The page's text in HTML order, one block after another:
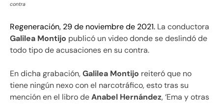
contra
Regeneración, 29 de noviembre de 2021. La conductora
Galilea Montijo publicó un video donde se deslindó de
todo tipo de acusaciones en su contra.
En dicha grabación,Galilea Montijo reiteró que no
tiene ningún nexo con el narcotráfico, esto tras su
mención en el libro deAnabel Hernández, ‘Ema y otras